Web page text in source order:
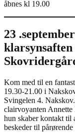
åbnes kl 19.00
23
klarsynsaften
Kom med til en
19.30-21.00 i
Svingelen 4.
clairvoyanten
hun skaber kontakt til
beskeder til pårørende